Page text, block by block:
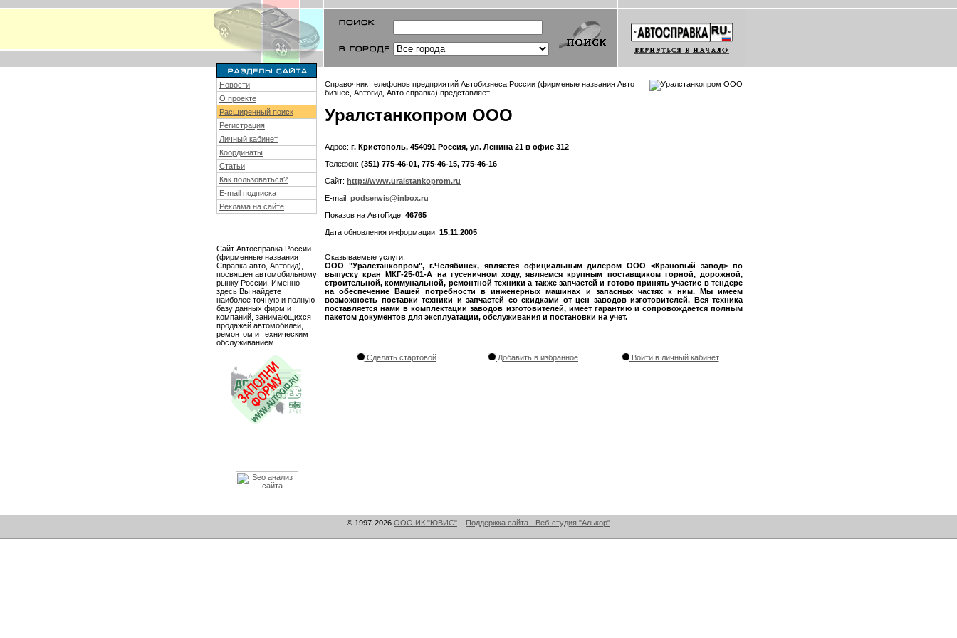
Новости
О проекте
Расширенный поиск
Регистрация
Личный кабинет
Координаты
Статьи
Как пользоваться?
E-mail подписка
Реклама на сайте
Сайт Автосправка России
(фирменные названия
Справка авто, Автогид),
посвящен автомобильному
рынку России. Именно
здесь Вы найдете
наиболее точную и полную
базу данных фирм и
компаний, занимающихся
продажей автомобилей,
ремонтом и техническим
обслуживанием.
Справочник телефонов предприятий Автобизнеса России (фирменые названия Авто
бизнес, Автогид, Авто справка) представляет
Уралстанкопром ООО
Адрес: г. Кристополь, 454091 Россия, ул. Ленина 21 в офис 312
Телефон: (351) 775-46-01, 775-46-15, 775-46-16
Сайт: http://www.uralstankoprom.ru
E-mail: podserwis@inbox.ru
Показов на АвтоГиде: 46765
Дата обновления информации: 15.11.2005
Оказываемые услуги:
ООО "Уралстанкопром", г.Челябинск, является официальным дилером ООО <Крановый завод> по
выпуску кран МКГ-25-01-А на гусеничном ходу, являемся крупным поставщиком горной, дорожной,
строительной, коммунальной, ремонтной техники а также запчастей и готово принять участие в тендере
на обеспечение Вашей потребности в инженерных машинах и запасных частях к ним. Мы имеем
возможность поставки техники и запчастей со скидками от цен заводов изготовителей. Вся техника
поставляется нами в комплектации заводов изготовителей, имеет гарантию и сопровождается полным
пакетом документов для эксплуатации, обслуживания и постановки на учет.
Сделать стартовой Добавить в избранное Войти в личный кабинет
© 1997-2026 ООО ИК "ЮВИС" Поддержка сайта - Веб-студия "Алькор"